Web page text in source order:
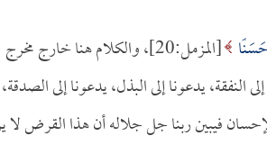
[المزمل:20]، والكلام هنا خارج مخرج
يدعونا إلى البذل، يدعونا إلى الصدقة،
فيبين ربنا جل جلاله أن هذا القرض لا